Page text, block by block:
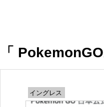
「
イングレス